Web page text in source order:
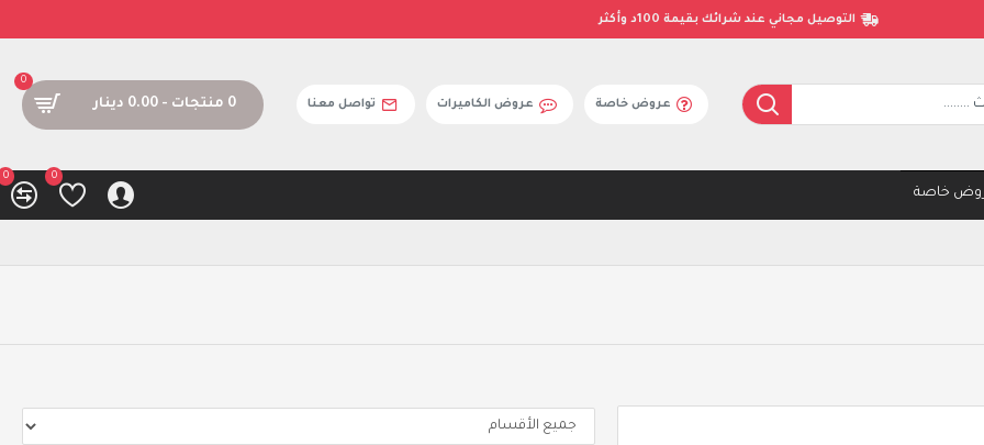
التوصيل مجاني عند شرائك بقيمة 100د وأكثر
عروض خاصة عروض الكاميرات تواصل معنا 0 منتجات - 0.00 دينار
0
خاصة
0
0